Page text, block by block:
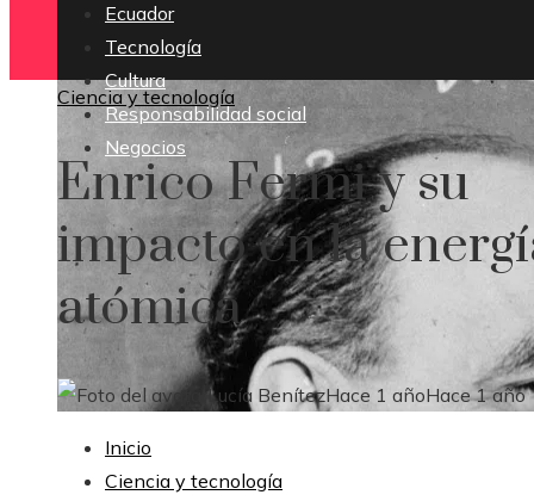
Ecuador
Tecnología
Cultura
Responsabilidad social
Negocios
Ciencia y tecnología
Enrico Fermi y su
impacto en la
atómica
Lucía BenítezHace 1 añoHace 1 año
Inicio
Ciencia y tecnología